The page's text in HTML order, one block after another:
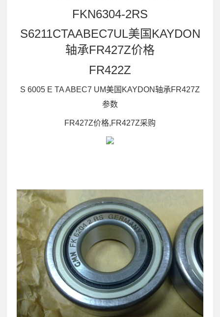
FKN6304-2RS
S6211CTAABEC7UL美国KAYDON
轴承FR427Z价格
FR422Z
S 6005 E TA ABEC7 UM美国KAYDON轴承FR427Z
参数
FR427Z价格,FR427Z采购